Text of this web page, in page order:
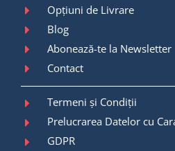
Opțiuni de Livrare
Blog
Abonează-te la Newsletter
Contact
Termeni și Condiții
Prelucrarea Datelor cu
GDPR